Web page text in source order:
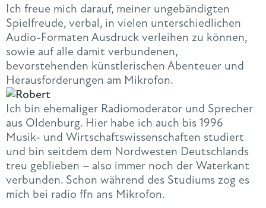
Ich freue mich darauf, meiner ungebändigten
Spielfreude, verbal, in vielen unterschiedlichen
Audio-Formaten Ausdruck verleihen zu können,
sowie auf alle damit verbundenen,
bevorstehenden künstlerischen Abenteuer und
Herausforderungen am Mikrofon.
Ich bin ehemaliger Radiomoderator und Sprecher
aus Oldenburg. Hier habe ich auch bis 1996
Musik- und Wirtschaftswissenschaften studiert
und bin seitdem dem Nordwesten Deutschlands
treu geblieben – also immer noch der Waterkant
verbunden. Schon während des Studiums zog es
mich bei radio ffn ans Mikrofon.